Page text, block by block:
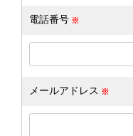
電話番号
メールアドレス